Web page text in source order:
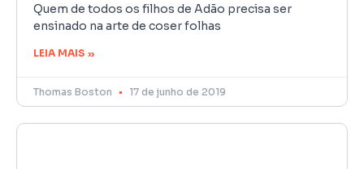
Quem de todos os filhos de Adão precisa ser
ensinado na arte de coser folhas
LEIA MAIS »
Thomas Boston 17 de junho de 2019